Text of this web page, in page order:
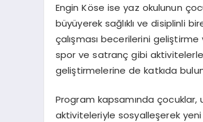
Engin Köse ise yaz okulunun
büyüyerek sağlıklı ve disiplinli
çalışması becerilerini
spor ve satranç gibi
geliştirmelerine de katkıda
Program kapsamında
aktiviteleriyle sosyalleşerek